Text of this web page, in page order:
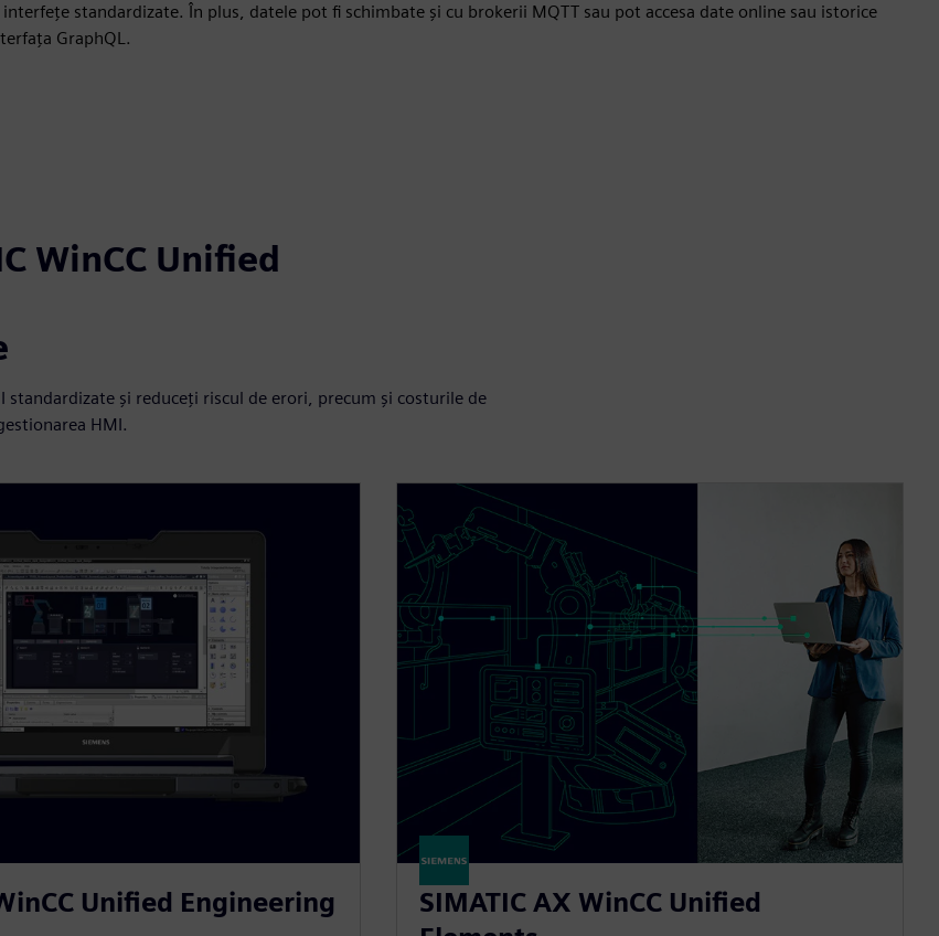
interfețe standardizate. În plus, datele pot fi schimbate și cu brokerii MQTT sau pot accesa date online sau istorice
GraphQL.
WinCC Unified
standardizate și reduceți riscul de erori, precum și costurile de
HMI.
Unified Engineering
SIMATIC AX WinCC Unified